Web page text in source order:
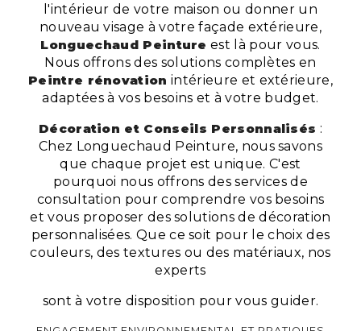
l'intérieur de votre maison ou donner un
nouveau visage à votre façade extérieure,
Longuechaud Peinture est là pour vous.
Nous offrons des solutions complètes en
Peintre rénovation intérieure et extérieure,
adaptées à vos besoins et à votre budget.
Décoration et Conseils Personnalisés :
Chez Longuechaud Peinture, nous savons
que chaque projet est unique. C'est
pourquoi nous offrons des services de
consultation pour comprendre vos besoins
et vous proposer des solutions de décoration
personnalisées. Que ce soit pour le choix des
couleurs, des textures ou des matériaux, nos
experts
sont à votre disposition pour vous guider.